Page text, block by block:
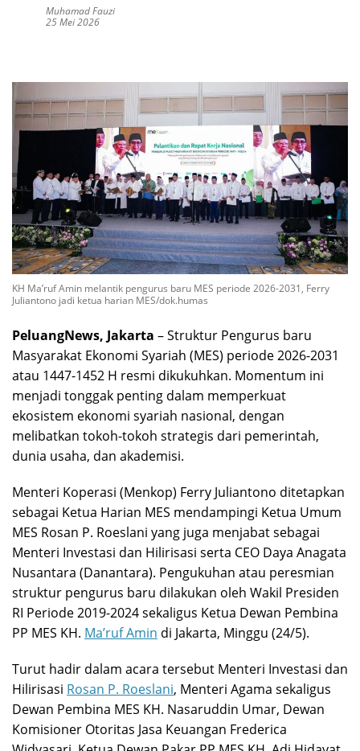
Muhamad Fauzi
25 Mei 2026
KH Ma’ruf Amin melantik pengurus baru MES periode 2026-2031, Ferry
Juliantono jadi ketua harian MES/dok.humas
PeluangNews, Jakarta – Struktur Pengurus baru
Masyarakat Ekonomi Syariah (MES) periode 2026-2031
atau 1447-1452 H resmi dikukuhkan. Momentum ini
menjadi tonggak penting dalam memperkuat
ekosistem ekonomi syariah nasional, dengan
melibatkan tokoh-tokoh strategis dari pemerintah,
dunia usaha, dan akademisi.
Menteri Koperasi (Menkop) Ferry Juliantono ditetapkan
sebagai Ketua Harian MES mendampingi Ketua Umum
MES Rosan P. Roeslani yang juga menjabat sebagai
Menteri Investasi dan Hilirisasi serta CEO Daya Anagata
Nusantara (Danantara). Pengukuhan atau peresmian
struktur pengurus baru dilakukan oleh Wakil Presiden
RI Periode 2019-2024 sekaligus Ketua Dewan Pembina
PP MES KH. Ma’ruf Amin di Jakarta, Minggu (24/5).
Turut hadir dalam acara tersebut Menteri Investasi dan
Hilirisasi Rosan P. Roeslani, Menteri Agama sekaligus
Dewan Pembina MES KH. Nasaruddin Umar, Dewan
Komisioner Otoritas Jasa Keuangan Frederica